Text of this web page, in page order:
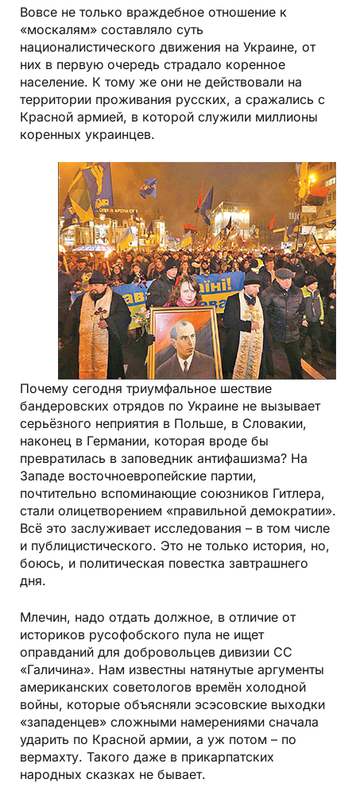
Вовсе не только враждебное отношение к
«москалям» составляло суть
националистического движения на Украине, от
них в первую очередь страдало коренное
население. К тому же они не действовали на
территории проживания русских, а сражались с
Красной армией, в которой служили миллионы
коренных украинцев.
Почему сегодня триумфальное шествие
бандеровских отрядов по Украине не вызывает
серьёзного неприятия в Польше, в Словакии,
наконец в Германии, которая вроде бы
превратилась в заповедник антифашизма? На
Западе восточноевропейские партии,
почтительно вспоминающие союзников Гитлера,
стали олицетворением «правильной демократии».
Всё это заслуживает исследования – в том числе
и публицистического. Это не только история, но,
боюсь, и политическая повестка завтрашнего
дня.
Млечин, надо отдать должное, в отличие от
историков русофобского пула не ищет
оправданий для добровольцев дивизии СС
«Галичина». Нам известны натянутые аргументы
американских советологов времён холодной
войны, которые объясняли эсэсовские выходки
«западенцев» сложными намерениями сначала
ударить по Красной армии, а уж потом – по
вермахту. Такого даже в прикарпатских
народных сказках не бывает.